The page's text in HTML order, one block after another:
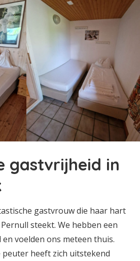
gastvrijheid in
gastvrouw die haar hart
steekt. We hebben een
voelden ons meteen thuis.
peuter heeft zich uitstekend